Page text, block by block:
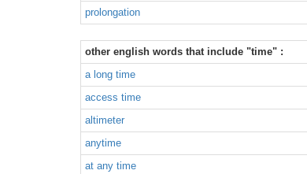
prolongation
other english words that include "time" :
a long time
access time
altimeter
anytime
at any time